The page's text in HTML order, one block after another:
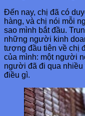
Đến nay, chị đã có
hàng, và chị nói mỗi
sao mình bắt đầu.
những người kinh
tượng đầu tiên về chị
của mình: một người
người đã đi qua nhiều
điều gì.